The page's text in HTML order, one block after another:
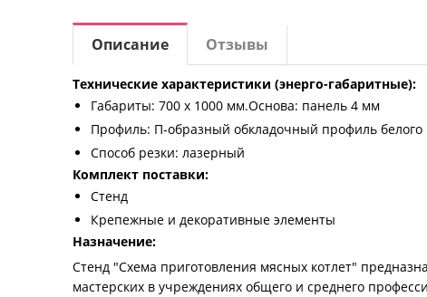
Описание Отзывы
Технические характеристики (энерго-габаритные):
Габариты: 700 х 1000 мм.Основа: панель 4 мм
Профиль: П-образный обкладочный профиль
Способ резки: лазерный
Комплект поставки:
Стенд
Крепежные и декоративные элементы
Назначение:
Стенд "Схема приготовления мясных котлет"
мастерских в учреждениях общего и среднего